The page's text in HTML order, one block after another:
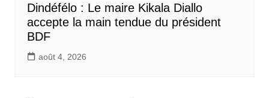
Dindéfélo : Le maire Kikala Diallo
accepte la main tendue du président
BDF
août 4, 2026